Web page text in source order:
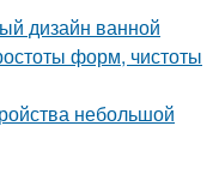
дизайн ванной
форм, чистоты
небольшой